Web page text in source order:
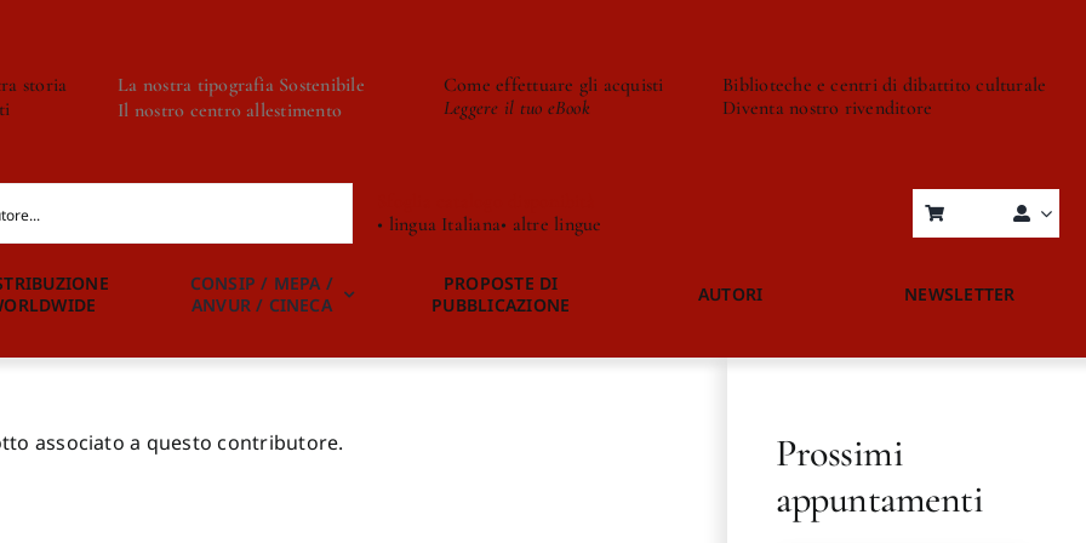
storia
La nostra tipografia Sostenibile
Il nostro centro allestimento
Come effettuare gli acquisti
Leggere il tuo eBook
Biblioteche e centri di dibattito culturale
Diventa nostro rivenditore
• lingua Italiana• altre lingue
CONSIP / MEPA /
ANVUR / CINECA
PROPOSTE DI
PUBBLICAZIONE
AUTORI NEWSLETTER
associato a questo contributore.
Prossimi
appuntamenti